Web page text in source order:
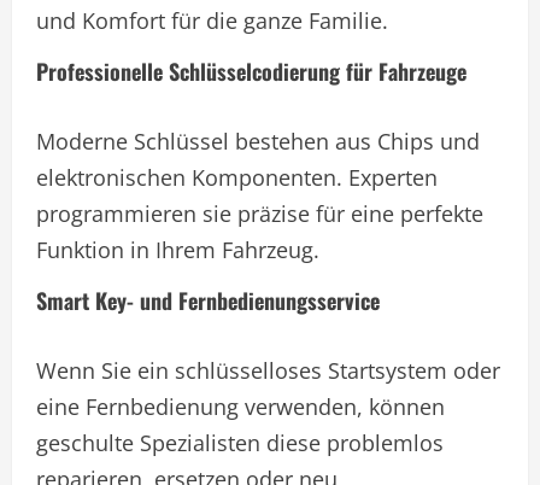
und Komfort für die ganze Familie.
Professionelle Schlüsselcodierung für Fahrzeuge
Moderne Schlüssel bestehen aus Chips und
elektronischen Komponenten. Experten
programmieren sie präzise für eine perfekte
Funktion in Ihrem Fahrzeug.
Smart Key- und Fernbedienungsservice
Wenn Sie ein schlüsselloses Startsystem oder
eine Fernbedienung verwenden, können
geschulte Spezialisten diese problemlos
reparieren, ersetzen oder neu